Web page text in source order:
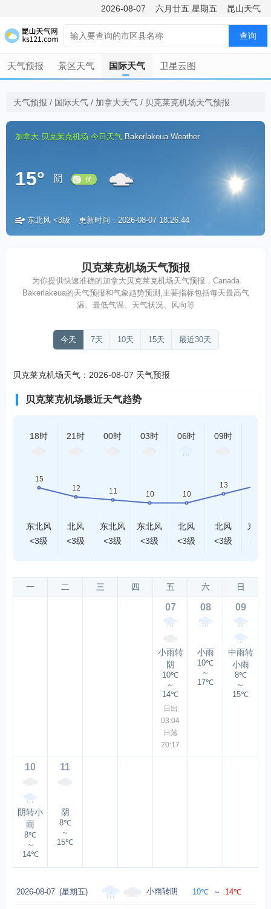
2026-08-07 六月廿五 星期五 昆山天气
查询
天气预报 景区天气 国际天气 卫星云图
天气预报 / 国际天气 / 加拿大天气 / 贝克莱克机场天气预报
加拿大 贝克莱克机场 今日天气 Bakerlakeua Weather
15° 阴
优
东北风 <3级 更新时间：2026-08-07 18:26:44
贝克莱克机场天气预报
为你提供快速准确的加拿大贝克莱克机场天气预报，Canada
Bakerlakeua的天气预报和气象趋势预测,主要指标包括每天最高气
温、最低气温、天气状况、风向等
今天 7天 10天 15天 最近30天
贝克莱克机场天气：2026-08-07 天气预报
贝克莱克机场最近天气趋势
18时
东北风
<3级
21时
北风
<3级
00时
东北风
<3级
03时
东北风
<3级
06时
北风
<3级
09时
北风
<3级
东北
3-4级
一 二 三 四 五 六 日
07
小雨转
阴
10℃
～
14℃
日出
03:04
日落
20:17
08
小雨
10℃
～
17℃
09
中雨转
小雨
8℃
～
15℃
10
阴转小
雨
8℃
～
14℃
11
阴
8℃
～
15℃
2026-08-07 (星期五) 小雨转阴 10℃ ～ 14℃